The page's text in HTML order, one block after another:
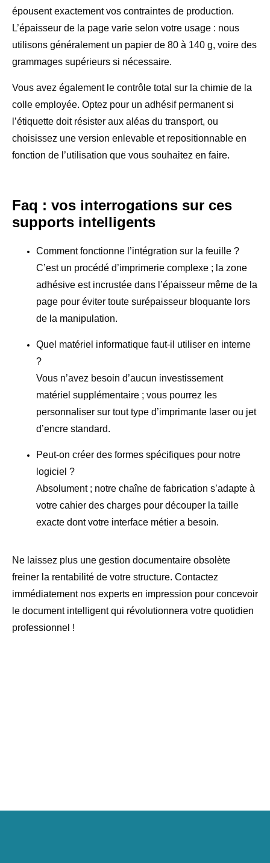
épousent exactement vos contraintes de production.
L’épaisseur de la page varie selon votre usage : nous
utilisons généralement un papier de 80 à 140 g, voire des
grammages supérieurs si nécessaire.
Vous avez également le contrôle total sur la chimie de la
colle employée. Optez pour un adhésif permanent si
l’étiquette doit résister aux aléas du transport, ou
choisissez une version enlevable et repositionnable en
fonction de l’utilisation que vous souhaitez en faire.
Faq : vos interrogations sur ces
supports intelligents
Comment fonctionne l’intégration sur la feuille ?
C’est un procédé d’imprimerie complexe ; la zone
adhésive est incrustée dans l’épaisseur même de la
page pour éviter toute surépaisseur bloquante lors
de la manipulation.
Quel matériel informatique faut-il utiliser en interne
?
Vous n’avez besoin d’aucun investissement
matériel supplémentaire ; vous pourrez les
personnaliser sur tout type d’imprimante laser ou jet
d’encre standard.
Peut-on créer des formes spécifiques pour notre
logiciel ?
Absolument ; notre chaîne de fabrication s’adapte à
votre cahier des charges pour découper la taille
exacte dont votre interface métier a besoin.
Ne laissez plus une gestion documentaire obsolète
freiner la rentabilité de votre structure. Contactez
immédiatement nos experts en impression pour concevoir
le document intelligent qui révolutionnera votre quotidien
professionnel !